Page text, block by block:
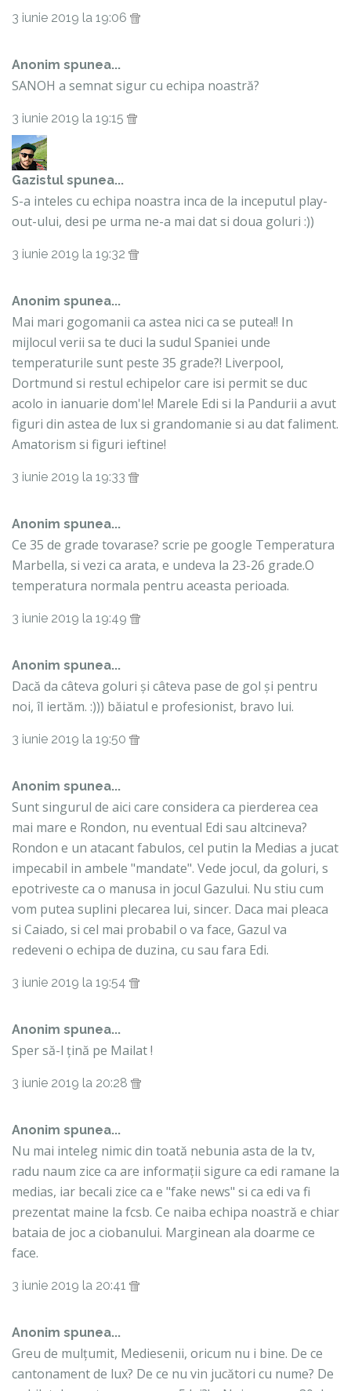
3 iunie 2019 la 19:06
Anonim spunea...
SANOH a semnat sigur cu echipa noastră?
3 iunie 2019 la 19:15
Gazistul spunea...
S-a inteles cu echipa noastra inca de la inceputul play-
out-ului, desi pe urma ne-a mai dat si doua goluri :))
3 iunie 2019 la 19:32
Anonim spunea...
Mai mari gogomanii ca astea nici ca se putea!! In
mijlocul verii sa te duci la sudul Spaniei unde
temperaturile sunt peste 35 grade?! Liverpool,
Dortmund si restul echipelor care isi permit se duc
acolo in ianuarie dom'le! Marele Edi si la Pandurii a avut
figuri din astea de lux si grandomanie si au dat faliment.
Amatorism si figuri ieftine!
3 iunie 2019 la 19:33
Anonim spunea...
Ce 35 de grade tovarase? scrie pe google Temperatura
Marbella, si vezi ca arata, e undeva la 23-26 grade.O
temperatura normala pentru aceasta perioada.
3 iunie 2019 la 19:49
Anonim spunea...
Dacă da câteva goluri și câteva pase de gol și pentru
noi, îl iertăm. :))) băiatul e profesionist, bravo lui.
3 iunie 2019 la 19:50
Anonim spunea...
Sunt singurul de aici care considera ca pierderea cea
mai mare e Rondon, nu eventual Edi sau altcineva?
Rondon e un atacant fabulos, cel putin la Medias a jucat
impecabil in ambele "mandate". Vede jocul, da goluri, s
epotriveste ca o manusa in jocul Gazului. Nu stiu cum
vom putea suplini plecarea lui, sincer. Daca mai pleaca
si Caiado, si cel mai probabil o va face, Gazul va
redeveni o echipa de duzina, cu sau fara Edi.
3 iunie 2019 la 19:54
Anonim spunea...
Sper să-l țină pe Mailat !
3 iunie 2019 la 20:28
Anonim spunea...
Nu mai inteleg nimic din toată nebunia asta de la tv,
radu naum zice ca are informații sigure ca edi ramane la
medias, iar becali zice ca e "fake news" si ca edi va fi
prezentat maine la fcsb. Ce naiba echipa noastră e chiar
bataia de joc a ciobanului. Marginean ala doarme ce
face.
3 iunie 2019 la 20:41
Anonim spunea...
Greu de mulțumit, Mediesenii, oricum nu i bine. De ce
cantonament de lux? De ce nu vin jucători cu nume? De